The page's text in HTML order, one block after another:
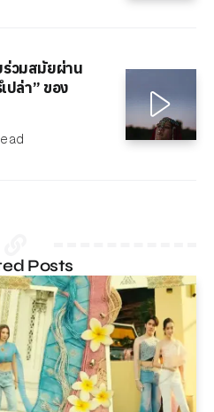
วมสมัยผ่าน
ปล่า” ของ
Posts